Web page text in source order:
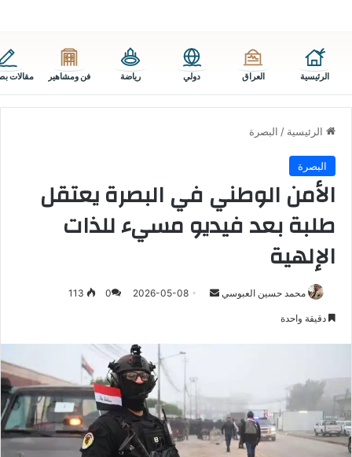
الرئيسية العراق دولي رياضة فن ومشاهير مقالات
الرئيسية / البصرة
البصرة
الأمن الوطني في البصرة يعتقل
طلبة بعد فيديو مسيء للذات
الإلهية
محمد حسين العبوسي
أرسل 2026-05-08
0
دقيقة واحدة